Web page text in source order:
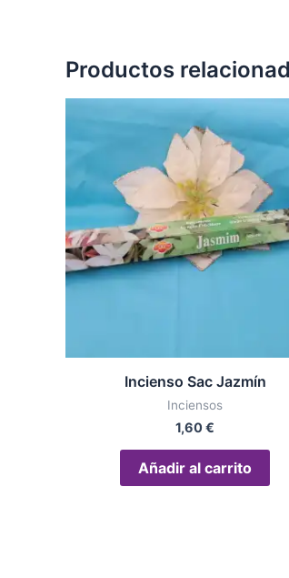
Productos
Incienso Sac Jazmín
Inciensos
1,60€
Añadir al carrito